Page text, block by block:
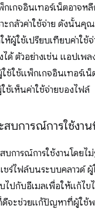
เกจอินเทอร์เน็ตอาจหลี
ะกลัวค่าใช้จ่าย ดังนั้นคุ
ห้ผู้ใช้เปรียบเทียบค่าใช้
ได้ ตัวอย่างเช่น แอปเพ
ใช้ใช้แพ็กเกจอินเทอร์เ
ช้เห็นค่าใช้จ่ายของไฟล์
สบการณ์การใช้งา
การณ์การใช้งานโดยไ
ชร์ไฟล์บนระบบคลาวด์
ปกับอีเมลเพื่อให้แก้ไข
จะช่วยแก้ปัญหาที่ผู้ใช้พ